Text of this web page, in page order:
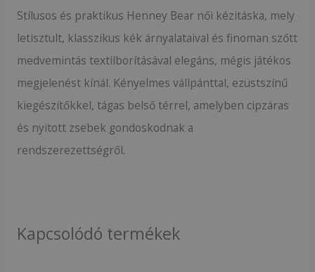
Stílusos és praktikus Henney Bear női kézitáska, mely
letisztult, klasszikus kék árnyalataival és finoman szőtt
medvemintás textilborításával elegáns, mégis játékos
megjelenést kínál. Kényelmes vállpánttal, ezüstszínű
kiegészítőkkel, tágas belső térrel, amelyben cipzáras
és nyitott zsebek gondoskodnak a
rendszerezettségről.
Kapcsolódó termékek